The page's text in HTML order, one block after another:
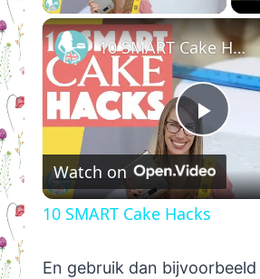
Play
10 SMART Cake Hacks
Watch on
10 SMART Cake Hacks
En gebruik dan